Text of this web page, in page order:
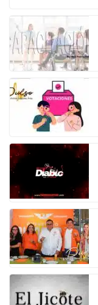
k
c
e
b
o
o
k
itt
er